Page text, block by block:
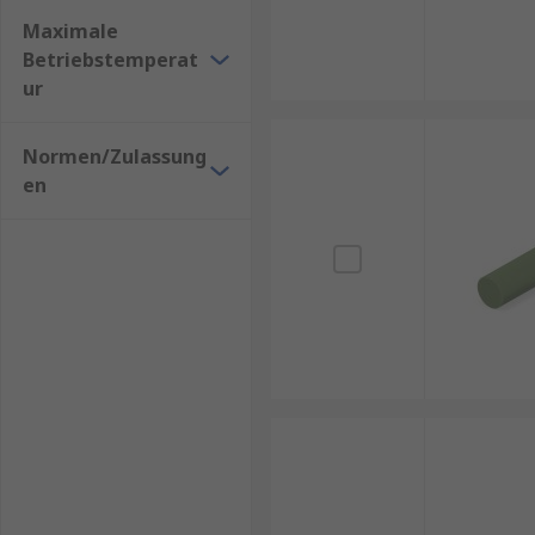
Ideal zum Löten
Hohe Schirmdämpfung
Aluminium-Abschirmfolie
Sehr gute Reflexion hochfrequenter Signale
Maximale
Betriebstemperat
ur
Normen/Zulassung
en